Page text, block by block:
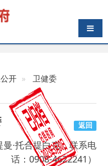
导航切换
合提白克，联系电
：0908-4622241）
医疗机构